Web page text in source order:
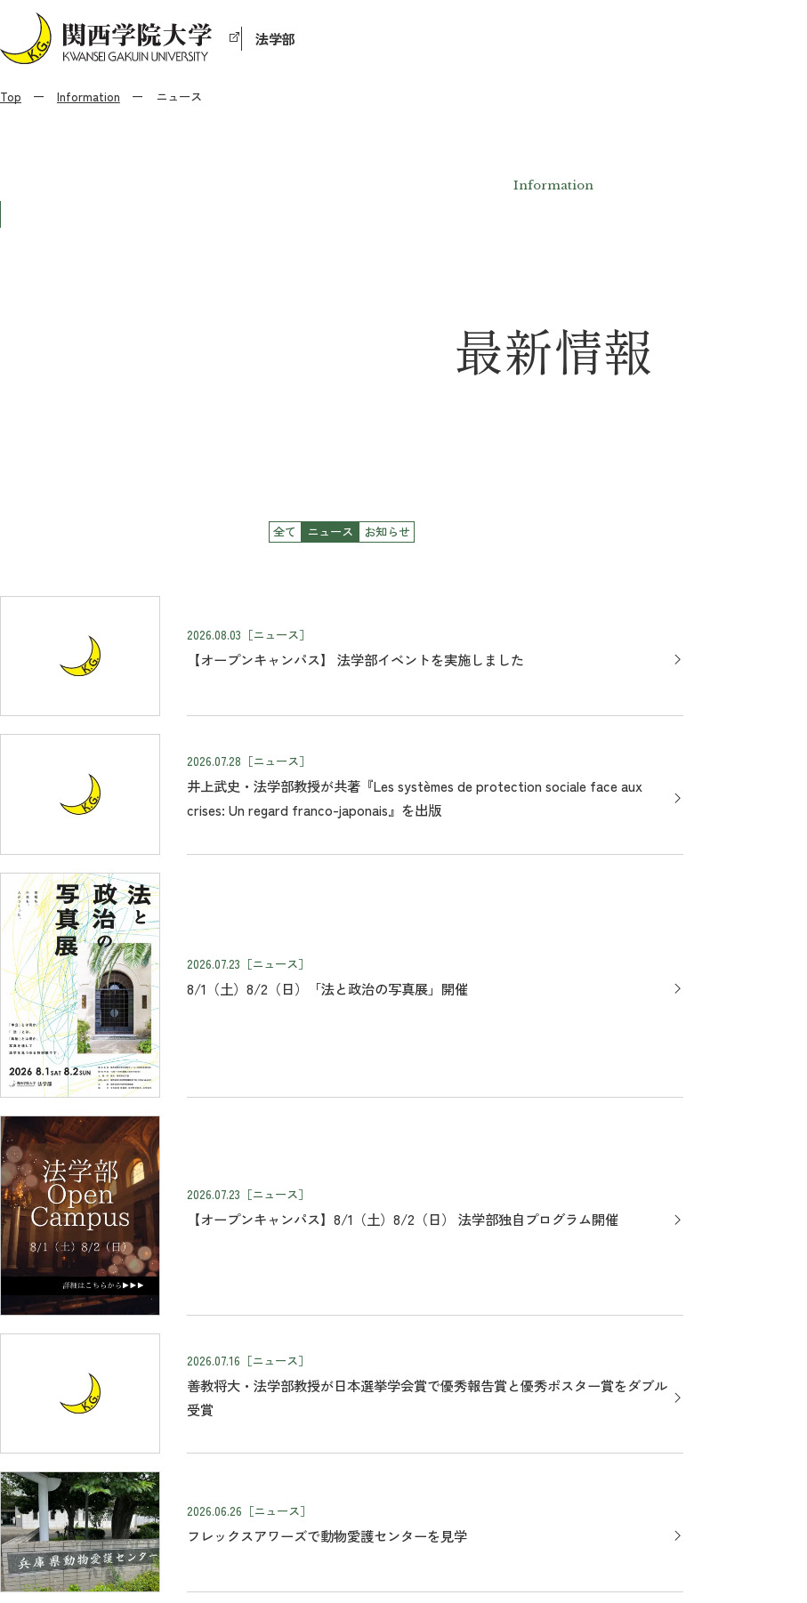
法学部
Top Information ニュース
Information
最新情報
全て ニュース お知らせ
2026.08.03 ［ニュース］
【オープンキャンパス】 法学部イベントを実施しました
2026.07.28 ［ニュース］
井上武史・法学部教授が共著『Les systèmes de protection sociale face aux
crises: Un regard franco-japonais』を出版
2026.07.23 ［ニュース］
8/1（土）8/2（日）「法と政治の写真展」開催
2026.07.23 ［ニュース］
【オープンキャンパス】8/1（土）8/2（日） 法学部独自プログラム開催
2026.07.16 ［ニュース］
善教将大・法学部教授が日本選挙学会賞で優秀報告賞と優秀ポスター賞をダブル
受賞
2026.06.26 ［ニュース］
フレックスアワーズで動物愛護センターを見学